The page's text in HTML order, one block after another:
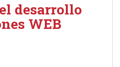
desarrollo
WEB